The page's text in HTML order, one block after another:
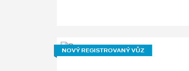
NOVÝ REGISTROVANÝ VŮZ